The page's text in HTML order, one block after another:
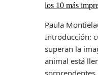
los 10 más
Paula Montiel
Introducción:
superan la
animal está